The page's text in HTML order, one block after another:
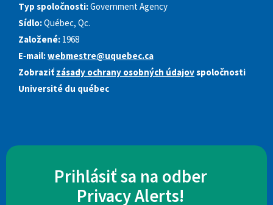
Typ spoločnosti:Government Agency
Sídlo:Québec, Qc.
Založené: 1968
E‑mail:webmestre@uquebec.ca
Zobraziť zásady ochrany osobných údajovspoločnosti
Université du québec
Prihlásiť sa na odber
Privacy Alerts!